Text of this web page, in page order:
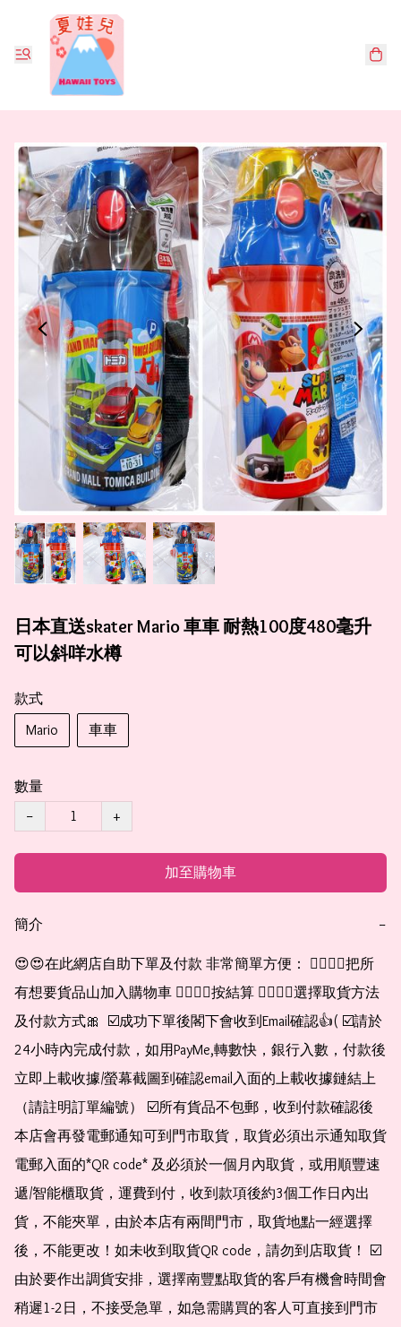
日本直送skater Mario 車車 耐熱100度480毫升
可以斜咩水樽
款式
Mario
車車
數量
−
+
加至購物車
簡介 −
😍😍在此網店自助下單及付款 非常簡單方便： 👉🏻👉🏻把所
有想要貨品山加入購物車 👉🏻👉🏻按結算 👉🏻👉🏻選擇取貨方法
及付款方式🎀  ☑️成功下單後閣下會收到Email確認👍( ☑️請於
24小時內完成付款，如用PayMe,轉數快，銀行入數，付款後
立即上載收據/螢幕截圖到確認email入面的上載收據鏈結上
（請註明訂單編號） ☑️所有貨品不包郵，收到付款確認後
本店會再發電郵通知可到門市取貨，取貨必須出示通知取貨
電郵入面的*QR code* 及必須於一個月內取貨，或用順豐速
遞/智能櫃取貨，運費到付，收到款項後約3個工作日內出
貨，不能夾單，由於本店有兩間門市，取貨地點一經選擇
後，不能更改！如未收到取貨QR code，請勿到店取貨！ ☑️
由於要作出調貨安排，選擇南豐點取貨的客戶有機會時間會
稍遲1-2日，不接受急單，如急需購買的客人可直接到門市